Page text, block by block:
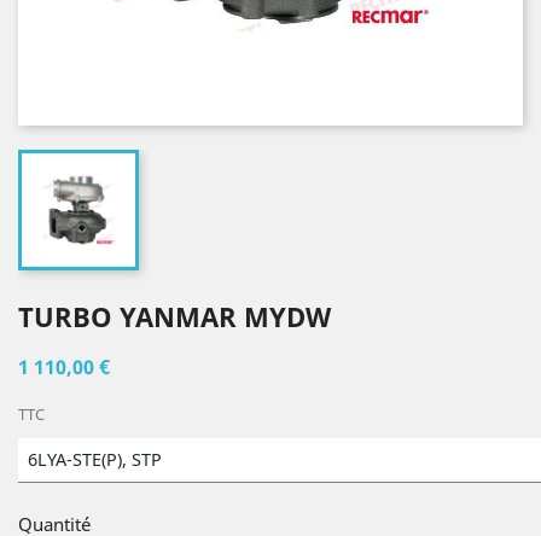
TURBO YANMAR MYDW
1 110,00 €
TTC
6LYA-STE(P), STP
Quantité